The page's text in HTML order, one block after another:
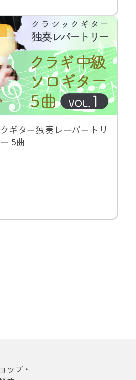
ギター独奏レーパートリ
5曲
ップ・